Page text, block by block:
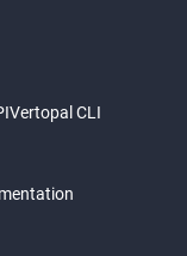
Vertopal CLI